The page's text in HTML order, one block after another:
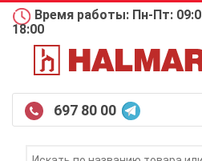
Время работы: Пн-Пт:
18:00
697 80 00